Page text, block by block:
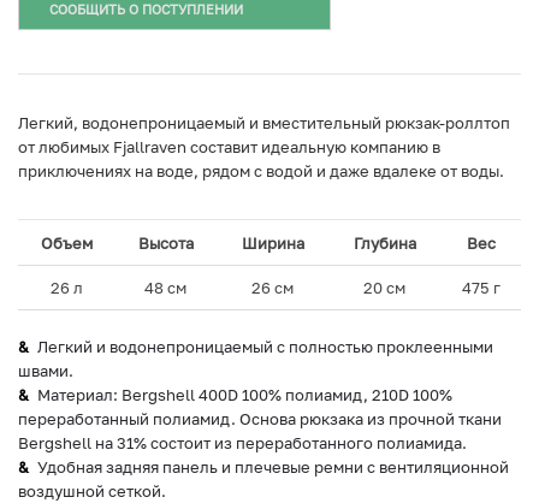
СООБЩИТЬ О ПОСТУПЛЕНИИ
Легкий, водонепроницаемый и вместительный рюкзак-роллтоп
от любимых Fjallraven составит идеальную компанию в
приключениях на воде, рядом с водой и даже вдалеке от воды.
Объем Высота Ширина Глубина Вес
26 л 48 см 26 см 20 см 475 г
Легкий и водонепроницаемый с полностью проклеенными
швами.
Материал: Bergshell 400D 100% полиамид, 210D 100%
переработанный полиамид. Основа рюкзака из прочной ткани
Bergshell на 31% состоит из переработанного полиамида.
Удобная задняя панель и плечевые ремни с вентиляционной
воздушной сеткой.